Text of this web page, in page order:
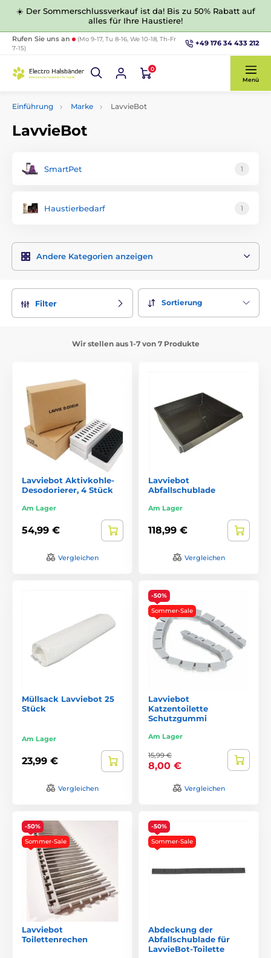
☀️ Der Sommerschlussverkauf ist da! Bis zu 50% Rabatt auf
alles für Ihre Haustiere!
Rufen Sie uns an
(Mo 9-17, Tu 8-16, We 10-18, Th-Fr
7-15)
+49 176 34 433 212
0
Menü
Einführung Marke LavvieBot
LavvieBot
SmartPet 1
Haustierbedarf 1
Andere Kategorien anzeigen
Filter Sortierung
Wir stellen aus 1-7 von 7 Produkte
Lavviebot Aktivkohle-
Desodorierer, 4 Stück
Am Lager
54,99 €
Vergleichen
Lavviebot
Abfallschublade
Am Lager
118,99 €
Vergleichen
Müllsack Lavviebot 25
Stück
Am Lager
23,99 €
Vergleichen
-50%
Sommer-Sale
Lavviebot
Katzentoilette
Schutzgummi
Am Lager
15,99 €
8,00 €
Vergleichen
-50%
Sommer-Sale
Lavviebot
Toilettenrechen
-50%
Sommer-Sale
Abdeckung der
Abfallschublade für
LavvieBot-Toilette